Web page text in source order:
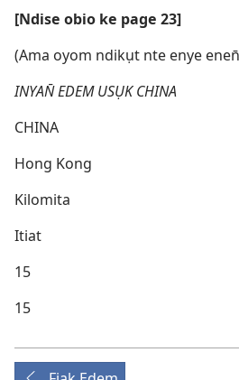
[Ndise obio ke page 23]
(Ama oyom ndikụt nte enye
INYAN̄ EDEM USỤK CHINA
CHINA
Hong Kong
Kilomita
Itiat
15
15